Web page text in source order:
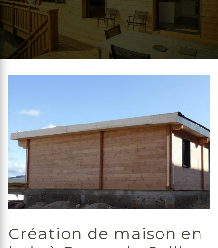
Création de maison en